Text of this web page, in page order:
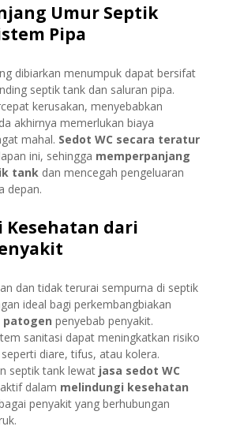
Umur Septik
Pipa
dibiarkan menumpuk dapat bersifat
septik tank dan saluran pipa.
kerusakan, menyebabkan
akhirnya memerlukan biaya
mahal. Sedot WC secara teratur
ini, sehingga memperpanjang
tank dan mencegah pengeluaran
depan.
dari
dan tidak terurai sempurna di septik
ideal bagi perkembangbiakan
patogen penyebab penyakit.
sanitasi dapat meningkatkan risiko
diare, tifus, atau kolera.
septik tank lewat jasa sedot WC
dalam melindungi kesehatan
penyakit yang berhubungan